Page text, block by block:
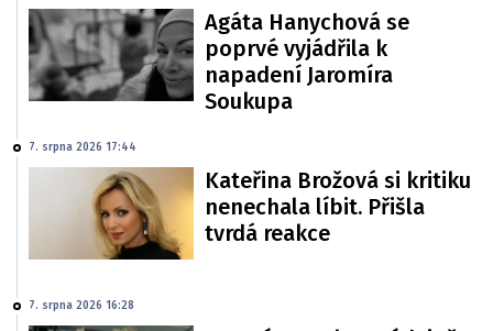
Agáta Hanychová se
poprvé vyjádřila k
napadení Jaromíra
Soukupa
7. srpna 2026 17:44
Kateřina Brožová si kritiku
nenechala líbit. Přišla
tvrdá reakce
7. srpna 2026 16:28